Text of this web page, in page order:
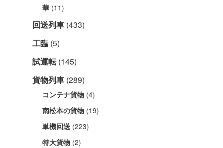
華 (11)
回送列車 (433)
工臨 (5)
試運転(145)
貨物列車 (289)
コンテナ貨物 (4)
南松本の貨物 (19)
単機回送 (223)
特大貨物 (2)